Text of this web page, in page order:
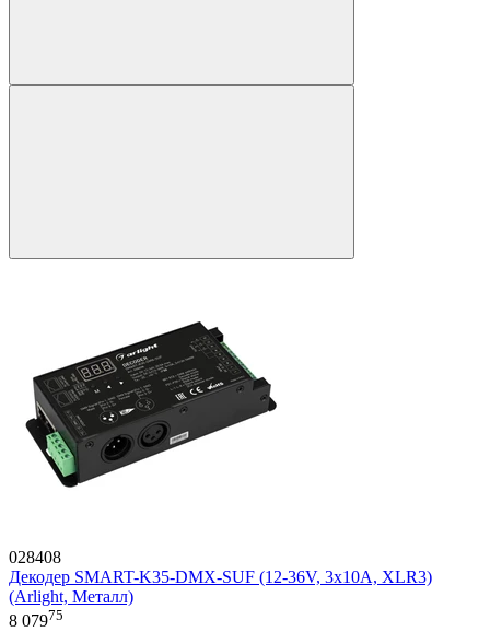
028408
Декодер SMART-K35-DMX-SUF (12-36V, 3x10A, XLR3)
(Arlight, Металл)
8 07975